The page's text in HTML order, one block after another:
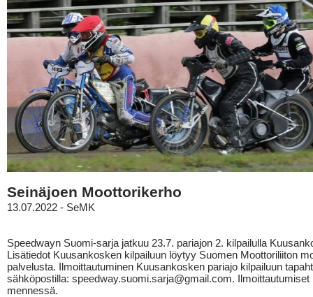
Seinäjoen Moottorikerho
13.07.2022 - SeMK
Speedwayn Suomi-sarja jatkuu 23.7. pariajon 2. kilpailulla
Lisätiedot Kuusankosken kilpailuun löytyy Suomen Moottoriliiton
palvelusta. Ilmoittautuminen Kuusankosken pariajo kilpailuun
sähköpostilla: speedway.suomi.sarja@gmail.com. Ilmoittautumiset
mennessä.